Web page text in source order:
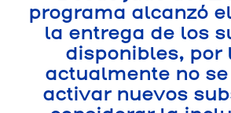
programa alcanzó
la entrega de los
disponibles, por
actualmente no
activar nuevos